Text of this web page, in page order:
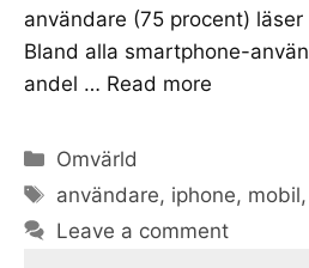
användare (75 procent)
Bland alla smartphone-
andel … Read more
Categories
Omvärld
Tags
användare, iphone, mobil,
Leave a comment